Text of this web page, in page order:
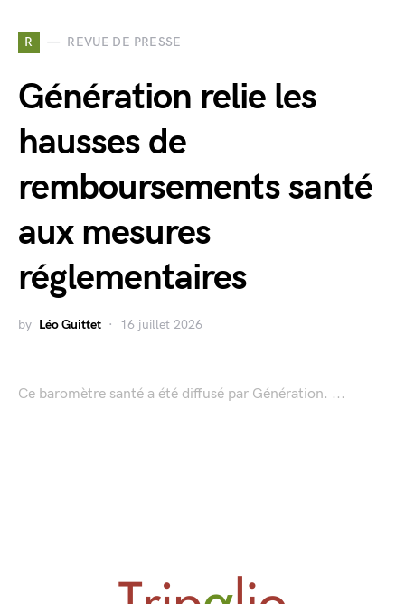
R REVUE DE PRESSE
Génération relie les
hausses de
remboursements santé
aux mesures
réglementaires
by Léo Guittet 16 juillet 2026
Ce baromètre santé a été diffusé par Génération. ...